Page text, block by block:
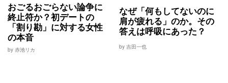
おごるおごらない論争に
終止符か？初デートの
「割り勘」に対する女性
の本音
by 赤池リカ
なぜ「何もしてないのに
肩が疲れる」のか。その
答えは呼吸にあった？
by 吉田一也